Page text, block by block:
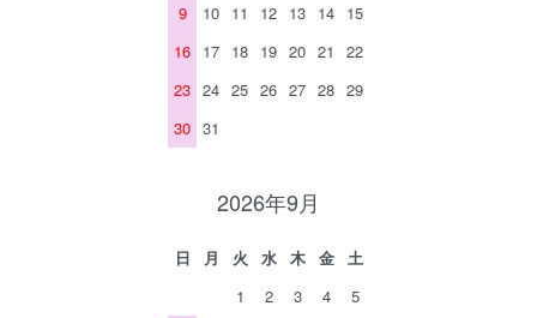
9
10 11 12 13 14 15
16 17 18 19 20 21
22
23 24 25 26 27 28 29
30 31
2026年9月
日 月 火 水 木 金
土
1
2 3 4
5